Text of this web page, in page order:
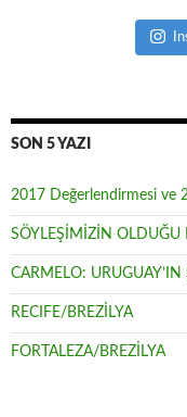
SON 5 YAZI
2017 Değerlendirmesi ve
SÖYLEŞİMİZİN OLDUĞU
CARMELO: URUGUAY’IN
RECIFE/BREZİLYA
FORTALEZA/BREZİLYA